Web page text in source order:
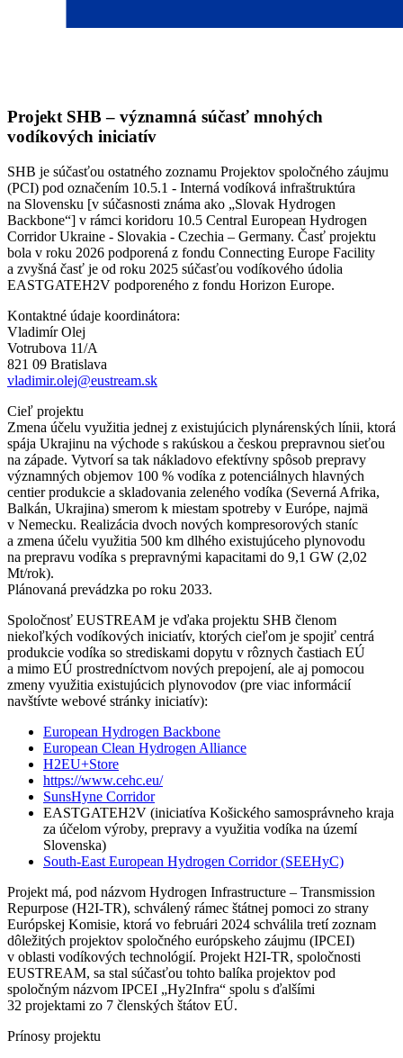
Projekt SHB – významná súčasť mnohých
vodíkových iniciatív
SHB je súčasťou ostatného zoznamu Projektov spoločného záujmu
(PCI) pod označením 10.5.1 - Interná vodíková infraštruktúra
na Slovensku [v súčasnosti známa ako „Slovak Hydrogen
Backbone“] v rámci koridoru 10.5 Central European Hydrogen
Corridor Ukraine - Slovakia - Czechia – Germany. Časť projektu
bola v roku 2026 podporená z fondu Connecting Europe Facility
a zvyšná časť je od roku 2025 súčasťou vodíkového údolia
EASTGATEH2V podporeného z fondu Horizon Europe.
Kontaktné údaje koordinátora:
Vladimír Olej
Votrubova 11/A
821 09 Bratislava
vladimir.olej@eustream.sk
Cieľ projektu
Zmena účelu využitia jednej z existujúcich plynárenských línii, ktorá
spája Ukrajinu na východe s rakúskou a českou prepravnou sieťou
na západe. Vytvorí sa tak nákladovo efektívny spôsob prepravy
významných objemov 100 % vodíka z potenciálnych hlavných
centier produkcie a skladovania zeleného vodíka (Severná Afrika,
Balkán, Ukrajina) smerom k miestam spotreby v Európe, najmä
v Nemecku. Realizácia dvoch nových kompresorových staníc
a zmena účelu využitia 500 km dlhého existujúceho plynovodu
na prepravu vodíka s prepravnými kapacitami do 9,1 GW (2,02
Mt/rok).
Plánovaná prevádzka po roku 2033.
Spoločnosť EUSTREAM je vďaka projektu SHB členom
niekoľkých vodíkových iniciatív, ktorých cieľom je spojiť centrá
produkcie vodíka so strediskami dopytu v rôznych častiach EÚ
a mimo EÚ prostredníctvom nových prepojení, ale aj pomocou
zmeny využitia existujúcich plynovodov (pre viac informácií
navštívte webové stránky iniciatív):
European Hydrogen Backbone
European Clean Hydrogen Alliance
H2EU+Store
https://www.cehc.eu/
SunsHyne Corridor
EASTGATEH2V (iniciatíva Košického samosprávneho kraja
za účelom výroby, prepravy a využitia vodíka na území
Slovenska)
South-East European Hydrogen Corridor (SEEHyC)
Projekt má, pod názvom Hydrogen Infrastructure – Transmission
Repurpose (H2I-TR), schválený rámec štátnej pomoci zo strany
Európskej Komisie, ktorá vo februári 2024 schválila tretí zoznam
dôležitých projektov spoločného európskeho záujmu (IPCEI)
v oblasti vodíkových technológií. Projekt H2I-TR, spoločnosti
EUSTREAM, sa stal súčasťou tohto balíka projektov pod
spoločným názvom IPCEI „Hy2Infra“ spolu s ďalšími
32 projektami zo 7 členských štátov EÚ.
Prínosy projektu